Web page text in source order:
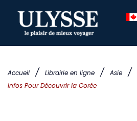
Accueil / Librairie en ligne / Asie /
Infos Pour Découvrir la Corée